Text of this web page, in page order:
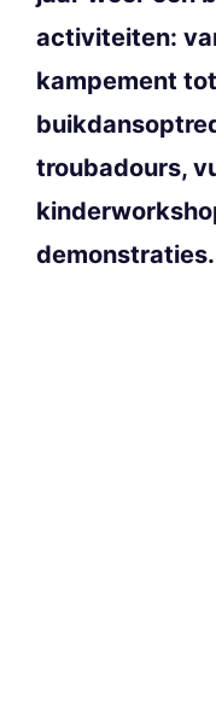
activiteiten:
kampement
troubadours,
demonstraties.